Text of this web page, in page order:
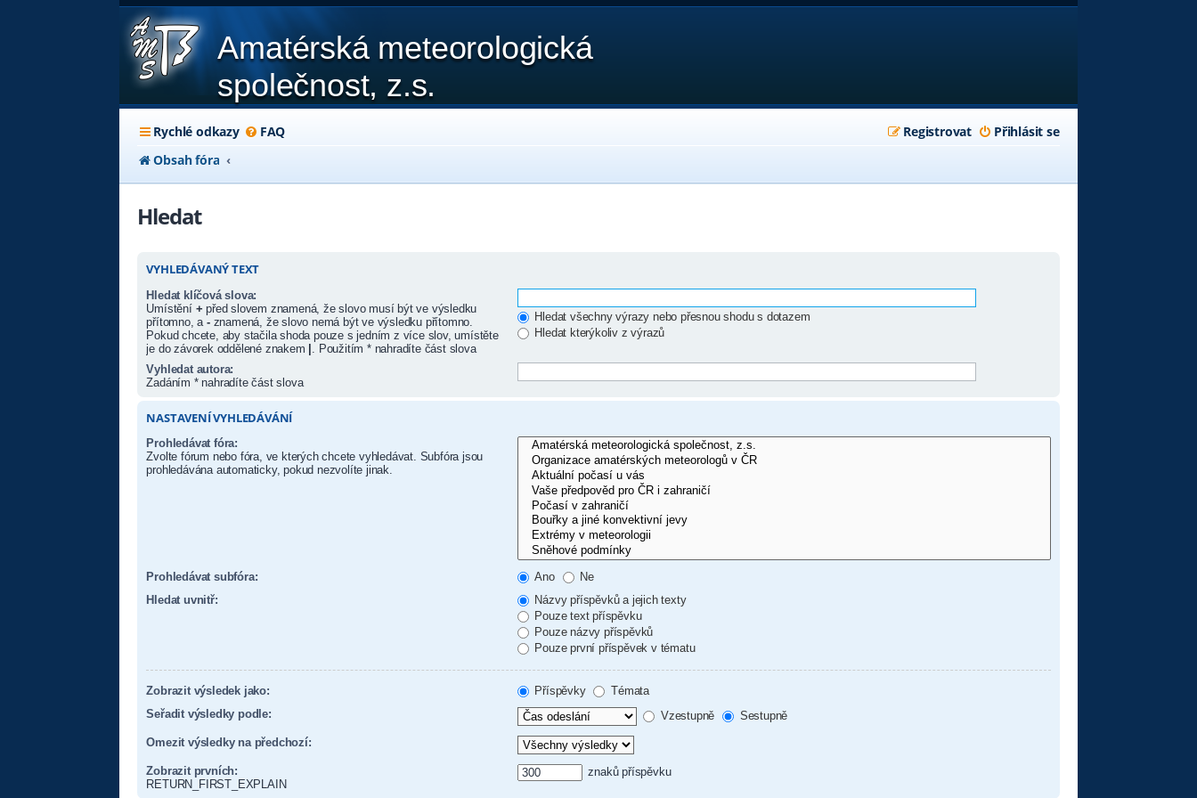
Amatérská meteorologická
společnost, z.s.
Rychlé odkazy FAQ Přihlásit se
Registrovat
Obsah fóra
Hledat
VYHLEDÁVANÝ TEXT
Hledat klíčová slova:
Umístění + před slovem znamená, že slovo musí být ve výsledku
přítomno, a -znamená, že slovo nemá být ve výsledku přítomno.
Pokud chcete, aby stačila shoda pouze s jedním z více slov, umístěte
je do závorek oddělené znakem | . Použitím * nahradíte část slova
Hledat všechny výrazy nebo přesnou shodu s dotazem
Hledat kterýkoliv z výrazů
Vyhledat autora:
Zadáním * nahradíte část slova
NASTAVENÍ VYHLEDÁVÁNÍ
Prohledávat fóra:
Zvolte fórum nebo fóra, ve kterých chcete vyhledávat. Subfóra jsou
prohledávána automaticky, pokud nezvolíte jinak.
Prohledávat subfóra: Ano
Ne
Hledat uvnitř:
Názvy příspěvků a jejich texty
Pouze text příspěvku
Pouze názvy příspěvků
Pouze první příspěvek v tématu
Zobrazit výsledek jako: Příspěvky
Témata
Seřadit výsledky podle:
Vzestupně Sestupně
Omezit výsledky na předchozí:
Zobrazit prvních:
RETURN_FIRST_EXPLAIN
znaků příspěvku